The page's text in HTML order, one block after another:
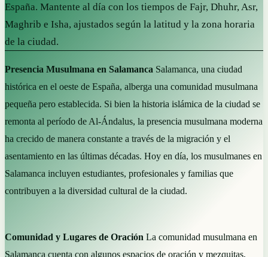
España. Mantente al día con los tiempos de Fajr, Dhuhr, Asr,
Maghrib e Isha, ajustados según la latitud y la zona horaria
de la ciudad.
Presencia Musulmana en Salamanca Salamanca, una ciudad
histórica en el oeste de España, alberga una comunidad musulmana
pequeña pero establecida. Si bien la historia islámica de la ciudad se
remonta al período de Al-Ándalus, la presencia musulmana moderna
ha crecido de manera constante a través de la migración y el
asentamiento en las últimas décadas. Hoy en día, los musulmanes en
Salamanca incluyen estudiantes, profesionales y familias que
contribuyen a la diversidad cultural de la ciudad.
Comunidad y Lugares de Oración La comunidad musulmana en
Salamanca cuenta con algunos espacios de oración y mezquitas,